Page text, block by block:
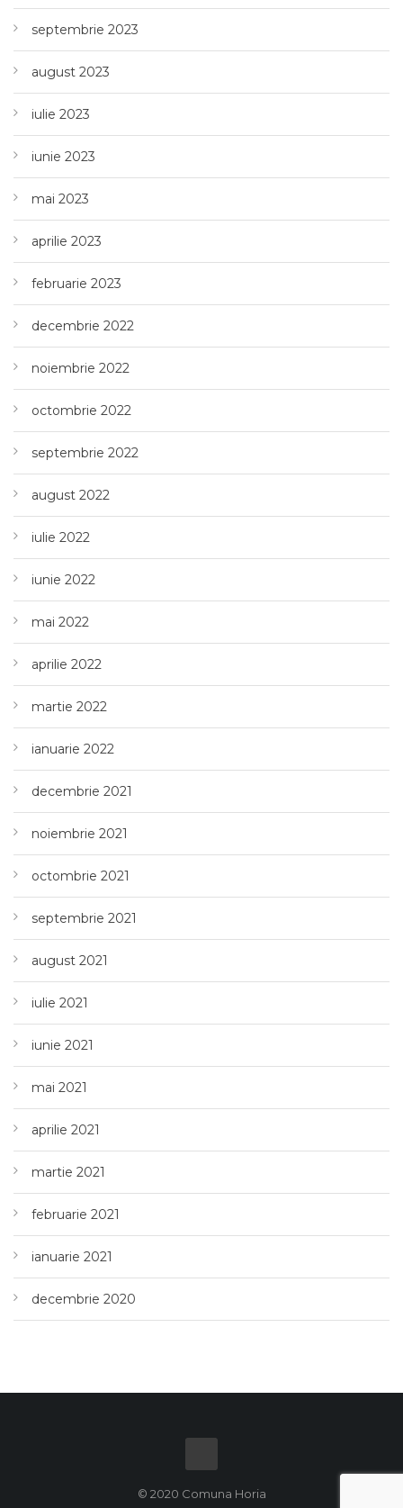
septembrie 2023
august 2023
iulie 2023
iunie 2023
mai 2023
aprilie 2023
februarie 2023
decembrie 2022
noiembrie 2022
octombrie 2022
septembrie 2022
august 2022
iulie 2022
iunie 2022
mai 2022
aprilie 2022
martie 2022
ianuarie 2022
decembrie 2021
noiembrie 2021
octombrie 2021
septembrie 2021
august 2021
iulie 2021
iunie 2021
mai 2021
aprilie 2021
martie 2021
februarie 2021
ianuarie 2021
decembrie 2020
© 2020 Comuna Horia